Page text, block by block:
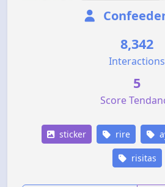
8,342
Interactions
5
Score
sticker rire
risitas